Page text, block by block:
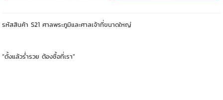
รหัสสินค้า S21 ศาลพระภูมิและศาลเจ้าที่ขนาดใหญ่
“ตั้งแล้วร่ำรวย ต้องซื้อที่เรา”